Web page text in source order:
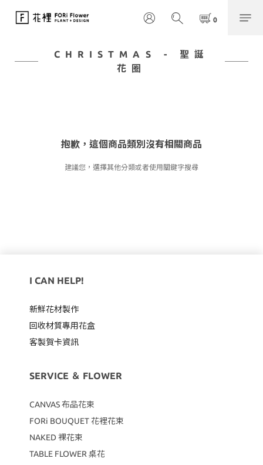
CHRISTMAS - 聖誕
花圈
抱歉，這個商品類別沒有相關商品
建議您，選擇其他分類或者使用關鍵字搜尋
I CAN HELP!
新鮮花材製作
回收材質專用花盒
客製賀卡資訊
SERVICE ＆ FLOWER
CANVAS布品花束
FORi BOUQUET 花裡花束
NAKED 裸花束
TABLE FLOWER 桌花